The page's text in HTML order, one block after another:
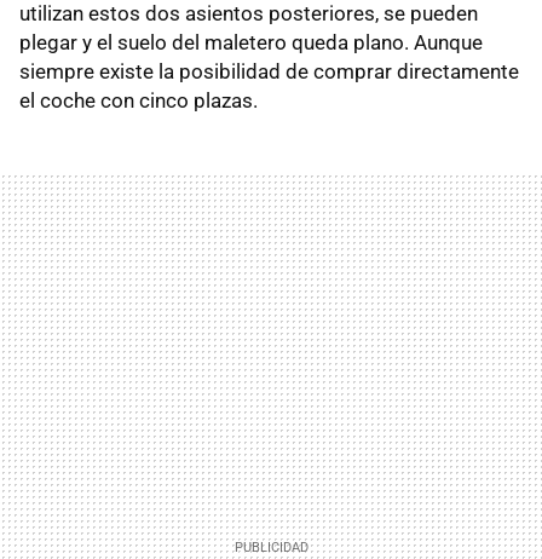
utilizan estos dos asientos posteriores, se pueden
plegar y el suelo del maletero queda plano. Aunque
siempre existe la posibilidad de comprar directamente
el coche con cinco plazas.